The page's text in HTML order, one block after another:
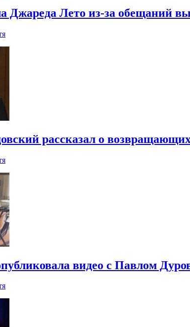
Джареда Лето из-за обещаний
рассказал о
видео с Павлом